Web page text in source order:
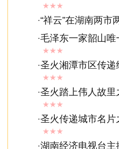
★★★
·“祥云”在湖南两市
·毛泽东一家韶山
★★★
·圣火湘潭市区传
★★★
·圣火踏上伟人故
★★★
·圣火传递城市名
★★★
·湖南经济电视台